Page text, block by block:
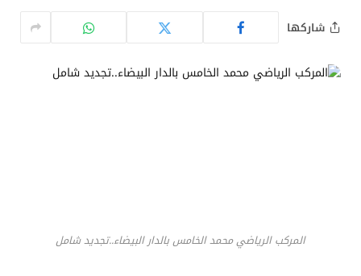
شاركها
المركب الرياضي محمد الخامس بالدار البيضاء..تجديد شامل